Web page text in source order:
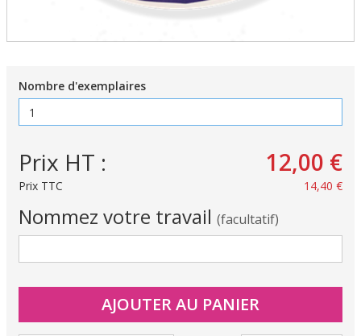
Nombre d'exemplaires
Prix HT : 12,00 €
Prix TTC 14,40 €
Nommez votre travail (facultatif)